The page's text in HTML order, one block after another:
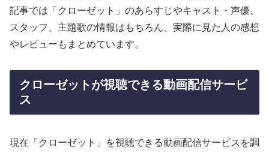
記事では「クローゼット」のあらすじやキャスト・声優、
スタッフ、主題歌の情報はもちろん、実際に見た人の感想
やレビューもまとめています。
クローゼットが視聴できる動画配信サービ
ス
現在「クローゼット」を視聴できる動画配信サービスを調